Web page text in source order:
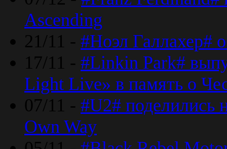
Ascending
21/11 - #Ноэл Галлахер#
17/11 - #Linkin Park#
Light Live» в память о
07/11 - #U2#
Own Way